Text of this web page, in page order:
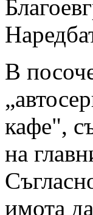
В
кафе",
на
имота